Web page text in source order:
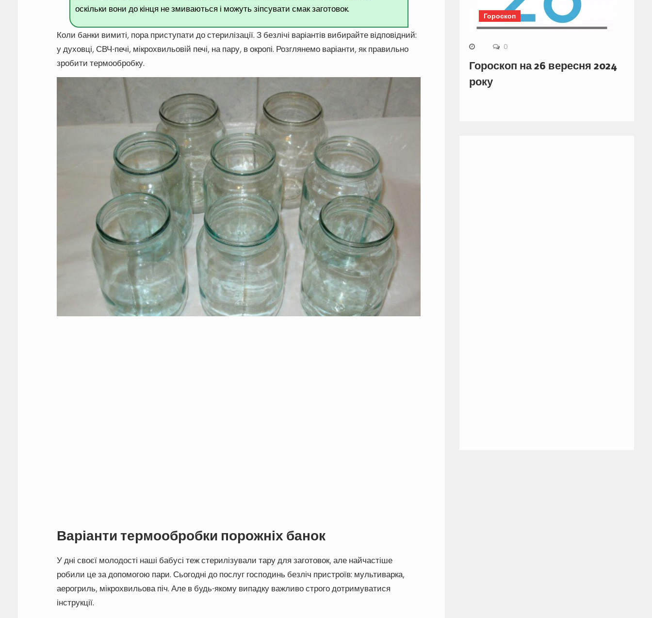
оскільки вони до кінця не змиваються і можуть зіпсувати смак заготовок.
Коли банки вимиті, пора приступати до стерилізації. З безлічі варіантів вибирайте відповідний:
у духовці, СВЧ-печі, мікрохвильовій печі, на пару, в окропі. Розглянемо варіанти, як правильно
зробити термообробку.
Варіанти термообробки порожніх банок
У дні своєї молодості наші бабусі теж стерилізували тару для заготовок, але найчастіше
робили це за допомогою пари. Сьогодні до послуг господинь безліч пристроїв: мультиварка,
аерогриль, мікрохвильова піч. Але в будь-якому випадку важливо строго дотримуватися
інструкції.
Гороскоп
0
Гороскоп на 26 вересня 2024
року